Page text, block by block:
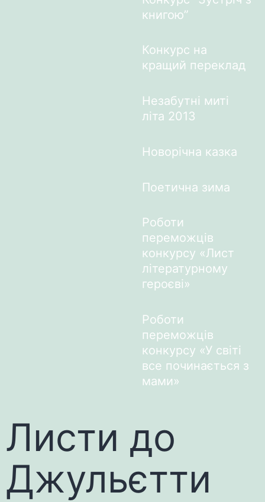
книгою”
Конкурс на
кращий переклад
Незабутні миті
літа 2013
Новорічна казка
Поетична зима
Роботи
переможців
конкурсу «Лист
літературному
героєві»
Роботи
переможців
конкурсу «У світі
все починається з
мами»
Листи до
Джульєтти